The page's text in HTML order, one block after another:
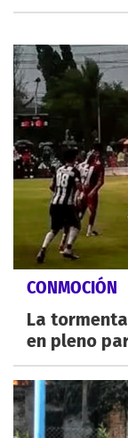
CONMOCIÓN
La
en pleno